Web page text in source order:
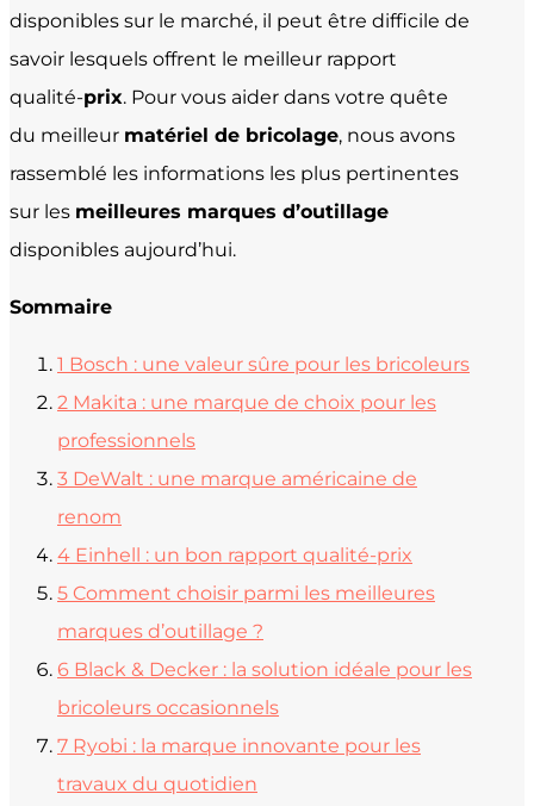
disponibles sur le marché, il peut être difficile de
savoir lesquels offrent le meilleur rapport
qualité-prix. Pour vous aider dans votre quête
du meilleur matériel de bricolage, nous avons
rassemblé les informations les plus pertinentes
sur les meilleures marques d’outillage
disponibles aujourd’hui.
Sommaire
1 Bosch : une valeur sûre pour les bricoleurs
2 Makita : une marque de choix pour les
professionnels
3 DeWalt : une marque américaine de
renom
4 Einhell : un bon rapport qualité-prix
5 Comment choisir parmi les meilleures
marques d’outillage ?
6 Black & Decker : la solution idéale pour les
bricoleurs occasionnels
7 Ryobi : la marque innovante pour les
travaux du quotidien